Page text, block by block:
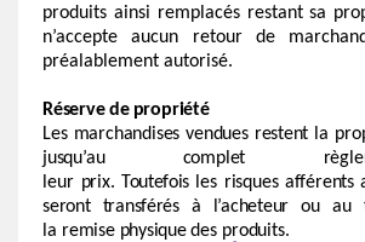
produits ainsi remplacés restant sa
n’accepte aucun retour de
préalablement autorisé.
Réservede propriété
Les marchandises vendues restent la
jusqu’au complet
leur prix. Toutefois les risques afférents
seront transférés à l’acheteur ou au
la remise physiquedes produits.